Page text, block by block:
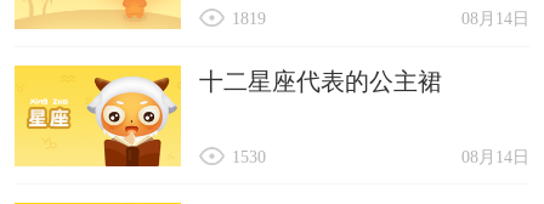
08月14日
1819
十二星座代表的公主裙
08月14日
1530